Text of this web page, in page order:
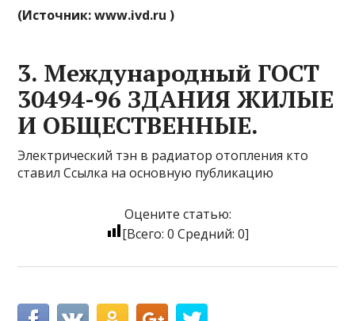
(Источник: www.ivd.ru )
3. Международный ГОСТ
30494-96 ЗДАНИЯ ЖИЛЫЕ
И ОБЩЕСТВЕННЫЕ.
Электрический тэн в радиатор отопления кто
ставил Ссылка на основную публикацию
Оцените статью:
[Всего: 0 Средний: 0]